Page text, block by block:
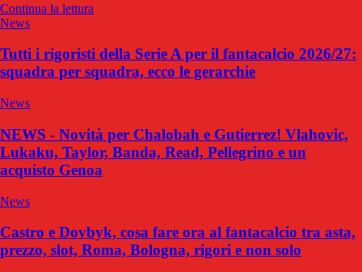
Continua la lettura
News
Tutti i rigoristi della Serie A per il fantacalcio 2026/27:
squadra per squadra, ecco le gerarchie
News
NEWS - Novità per Chalobah e Gutierrez! Vlahovic,
Lukaku, Taylor, Banda, Read, Pellegrino e un
acquisto Genoa
News
Castro e Dovbyk, cosa fare ora al fantacalcio tra asta,
prezzo, slot, Roma, Bologna, rigori e non solo